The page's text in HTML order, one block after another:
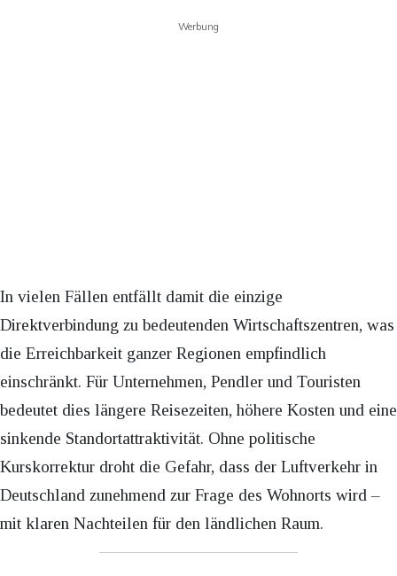
Werbung
In vielen Fällen entfällt damit die einzige
Direktverbindung zu bedeutenden Wirtschaftszentren, was
die Erreichbarkeit ganzer Regionen empfindlich
einschränkt. Für Unternehmen, Pendler und Touristen
bedeutet dies längere Reisezeiten, höhere Kosten und eine
sinkende Standortattraktivität. Ohne politische
Kurskorrektur droht die Gefahr, dass der Luftverkehr in
Deutschland zunehmend zur Frage des Wohnorts wird –
mit klaren Nachteilen für den ländlichen Raum.